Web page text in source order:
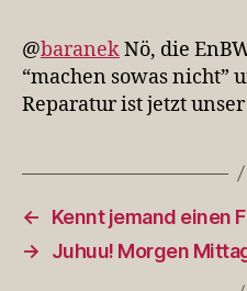
@baranekNö, die
“machen sowas nicht”
Reparatur ist jetzt
←
Kennt jemand einen
→
Juhuu! Morgen